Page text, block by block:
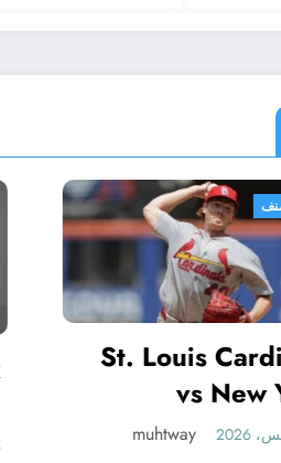
غير مصنف
St. Louis Cardinals
vs New York
Yankees Game
5 أغسطس، 2026